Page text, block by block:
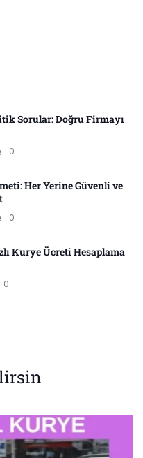
Sorular: Doğru Firmayı
0
Her Yerine Güvenli ve
0
Kurye Ücreti Hesaplama
0